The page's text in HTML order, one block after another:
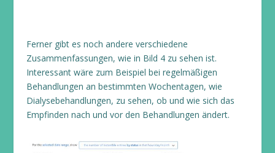
Ferner gibt es noch andere verschiedene
Zusammenfassungen, wie in Bild 4 zu sehen ist.
Interessant wäre zum Beispiel bei regelmäßigen
Behandlungen an bestimmten Wochentagen, wie
Dialysebehandlungen, zu sehen, ob und wie sich das
Empfinden nach und vor den Behandlungen ändert.